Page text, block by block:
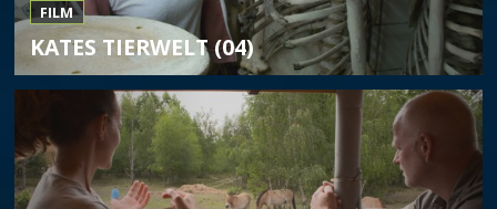
FILM
KATES TIERWELT (04)